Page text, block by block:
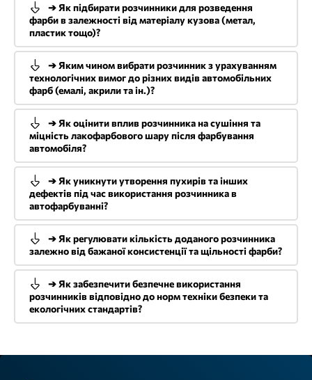
➔ Як підбирати розчинники для розведення
фарби в залежності від матеріалу кузова (метал,
пластик тощо)?
➔ Яким чином вибрати розчинник з урахуванням
технологічних вимог до різних видів автомобільних
фарб (емалі, акрили та ін.)?
➔ Як оцінити вплив розчинника на сушіння та
міцність лакофарбового шару після фарбування
автомобіля?
➔ Як уникнути утворення пухирів та інших
дефектів під час використання розчинника в
автофарбуванні?
➔ Як регулювати кількість доданого розчинника
залежно від бажаної консистенції та щільності фарби?
➔ Як забезпечити безпечне використання
розчинників відповідно до норм техніки безпеки та
екологічних стандартів?